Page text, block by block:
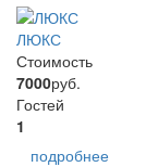
ЛЮКС
Стоимость
7000руб.
Гостей
1
подробнее